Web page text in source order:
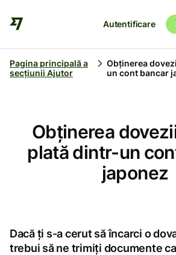
Autentificare
Pagina principală a
secțiunii Ajutor
Obținerea
un cont bancar
Obținerea
plată dintr-un
japonez
Dacă ți s-a cerut să încarci o
trebui să ne trimiți documente